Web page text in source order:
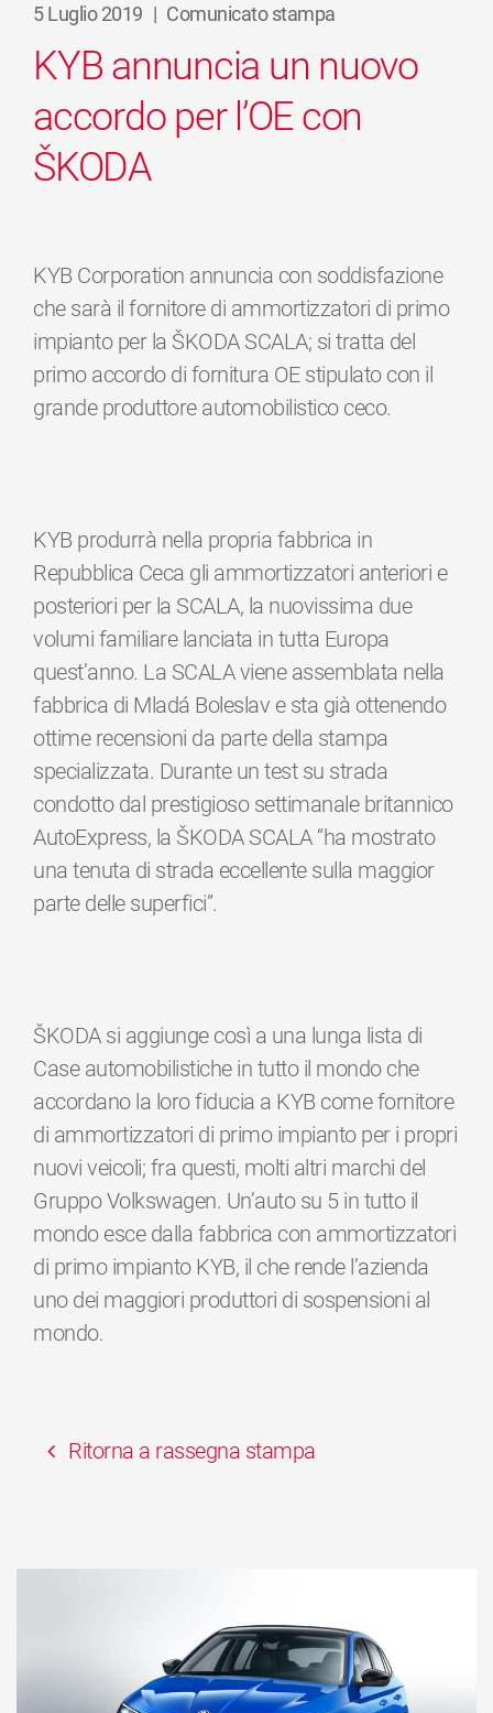
5 Luglio 2019 | Comunicato stampa
KYB annuncia un nuovo
accordo per l’OE con
ŠKODA
KYB Corporation annuncia con soddisfazione
che sarà il fornitore di ammortizzatori di primo
impianto per la ŠKODA SCALA; si tratta del
primo accordo di fornitura OE stipulato con il
grande produttore automobilistico ceco.
KYB produrrà nella propria fabbrica in
Repubblica Ceca gli ammortizzatori anteriori e
posteriori per la SCALA, la nuovissima due
volumi familiare lanciata in tutta Europa
quest’anno. La SCALA viene assemblata nella
fabbrica di Mladá Boleslav e sta già ottenendo
ottime recensioni da parte della stampa
specializzata. Durante un test su strada
condotto dal prestigioso settimanale britannico
AutoExpress, la ŠKODA SCALA “ha mostrato
una tenuta di strada eccellente sulla maggior
parte delle superfici”.
ŠKODA si aggiunge così a una lunga lista di
Case automobilistiche in tutto il mondo che
accordano la loro fiducia a KYB come fornitore
di ammortizzatori di primo impianto per i propri
nuovi veicoli; fra questi, molti altri marchi del
Gruppo Volkswagen. Un’auto su 5 in tutto il
mondo esce dalla fabbrica con ammortizzatori
di primo impianto KYB, il che rende l’azienda
uno dei maggiori produttori di sospensioni al
mondo.
Ritorna a rassegna stampa